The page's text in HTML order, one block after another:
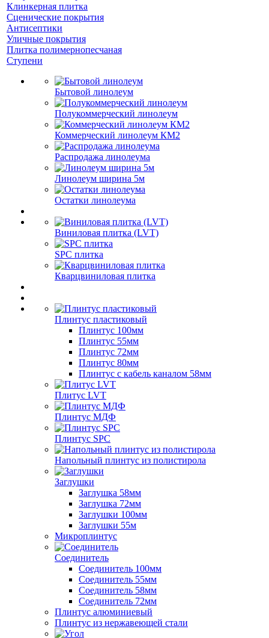
Клинкерная плитка
Сценические покрытия
Антисептики
Уличные покрытия
Плитка полимернопесчаная
Ступени
Бытовой линолеум
Полукоммерческий линолеум
Коммерческий линолеум КМ2
Распродажа линолеума
Линолеум ширина 5м
Остатки линолеума
Виниловая плитка (LVT)
SPC плитка
Кварцвиниловая плитка
Плинтус пластиковый
Плинтус 100мм
Плинтус 55мм
Плинтус 72мм
Плинтус 80мм
Плинтус с кабель каналом 58мм
Плитус LVT
Плинтус МДФ
Плинтус SPC
Напольный плинтус из полистирола
Заглушки
Заглушка 58мм
Заглушка 72мм
Заглушки 100мм
Заглушки 55м
Микроплинтус
Соединитель
Соединитель 100мм
Соединитель 55мм
Соединитель 58мм
Соединитель 72мм
Плинтус алюминиевый
Плинтус из нержавеющей стали